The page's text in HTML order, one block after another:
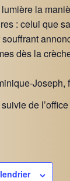
la
: celui que
dès la
Joseph,
de